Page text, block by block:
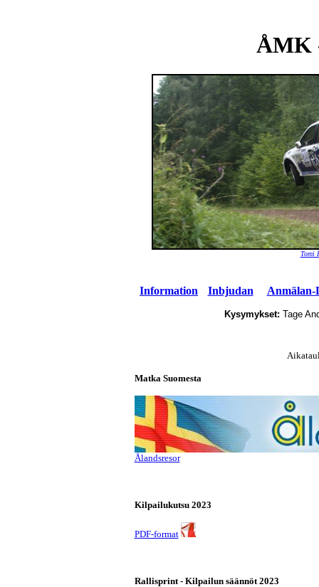
ÅMK
Tomi
Information Inbjudan Anmälan-
Kysymykset: Tage
Matka Suomesta
Ålandsresor
Kilpailukutsu 2023
PDF-format
Rallisprint - Kilpailun säännöt 2023